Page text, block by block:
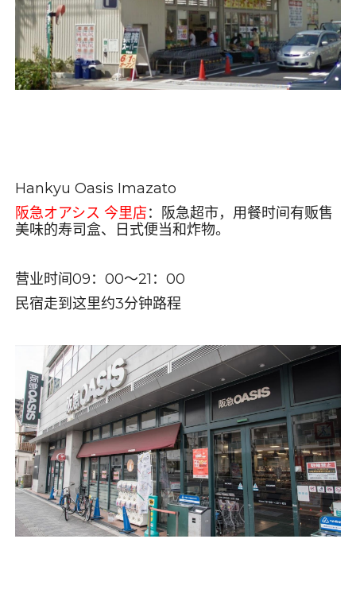
Hankyu Oasis Imazato
阪急オアシス 今里店：阪急超市，用餐时间有贩售
美味的寿司盒、日式便当和炸物。
营业时间09： 00～21 ： 00
民宿走到这里约3分钟路程